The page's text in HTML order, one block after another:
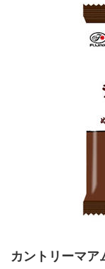
カントリーマア